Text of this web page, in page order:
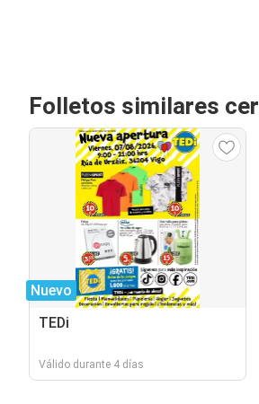
Folletos similares
Nuevo
TEDi
Válido durante 4 días